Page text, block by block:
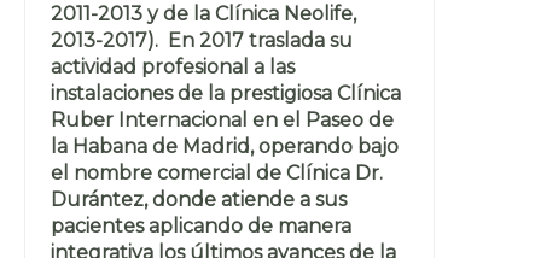
2011-2013 y de la Clínica Neolife,
2013-2017). En 2017 traslada su
actividad profesional a las
instalaciones de la prestigiosa Clínica
Ruber Internacional en el Paseo de
la Habana de Madrid, operando bajo
el nombre comercial de Clínica Dr.
Durántez, donde atiende a sus
pacientes aplicando de manera
integrativa los últimos avances de la